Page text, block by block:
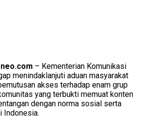
– Kementerian Komunikasi
menindaklanjuti aduan masyarakat
akses terhadap enam grup
yang terbukti memuat konten
dengan norma sosial serta
Indonesia.